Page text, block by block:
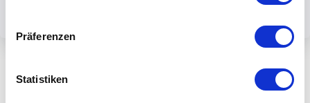
Präferenzen
Statistiken